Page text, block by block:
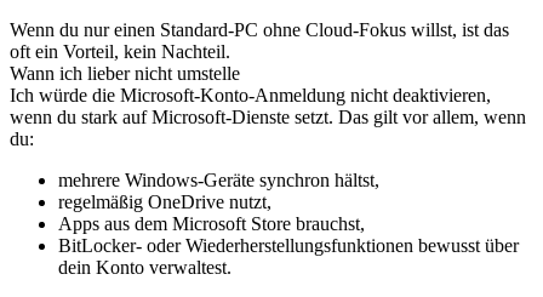
Wenn du nur einen Standard-PC ohne Cloud-Fokus willst, ist das
oft ein Vorteil, kein Nachteil.
Wann ich lieber nicht umstelle
Ich würde die Microsoft-Konto-Anmeldung nicht deaktivieren,
wenn du stark auf Microsoft-Dienste setzt. Das gilt vor allem, wenn
du:
mehrere Windows-Geräte synchron hältst,
regelmäßig OneDrive nutzt,
Apps aus dem Microsoft Store brauchst,
BitLocker- oder Wiederherstellungsfunktionen bewusst über
dein Konto verwaltest.